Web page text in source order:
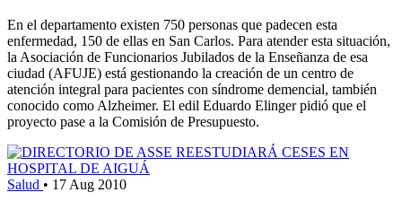
En el departamento existen 750 personas que padecen esta
enfermedad, 150 de ellas en San Carlos. Para atender esta situación,
la Asociación de Funcionarios Jubilados de la Enseñanza de esa
ciudad (AFUJE) está gestionando la creación de un centro de
atención integral para pacientes con síndrome demencial, también
conocido como Alzheimer. El edil Eduardo Elinger pidió que el
proyecto pase a la Comisión de Presupuesto.
Salud • 17 Aug 2010